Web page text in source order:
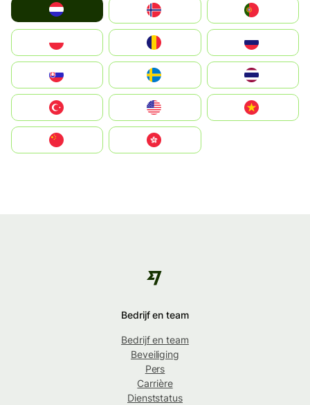
Nederland
Portugal
România
Slovensko
United States
Vietnam
中國香港特別行政區
Bedrijf en team
Bedrijf en team
Beveiliging
Pers
Carrière
Dienststatus